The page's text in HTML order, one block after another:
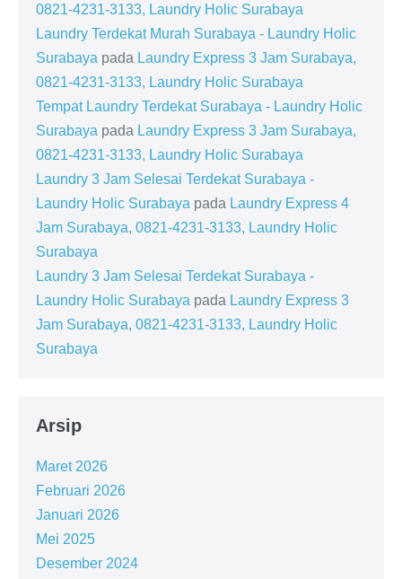
0821-4231-3133, Laundry Holic Surabaya
Laundry Terdekat Murah Surabaya - Laundry Holic
Surabaya pada Laundry Express 3 Jam Surabaya,
0821-4231-3133, Laundry Holic Surabaya
Tempat Laundry Terdekat Surabaya - Laundry Holic
Surabaya pada Laundry Express 3 Jam Surabaya,
0821-4231-3133, Laundry Holic Surabaya
Laundry 3 Jam Selesai Terdekat Surabaya -
Laundry Holic Surabaya pada Laundry Express 4
Jam Surabaya, 0821-4231-3133, Laundry Holic
Surabaya
Laundry 3 Jam Selesai Terdekat Surabaya -
Laundry Holic Surabaya pada Laundry Express 3
Jam Surabaya, 0821-4231-3133, Laundry Holic
Surabaya
Arsip
Maret 2026
Februari 2026
Januari 2026
Mei 2025
Desember 2024